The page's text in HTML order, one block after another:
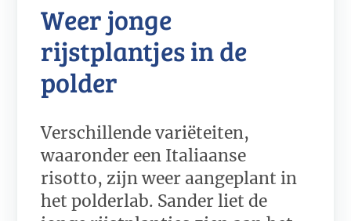
Weer jonge
rijstplantjes in de
polder
Verschillende variëteiten,
waaronder een Italiaanse
risotto, zijn weer aangeplant in
het polderlab. Sander liet de